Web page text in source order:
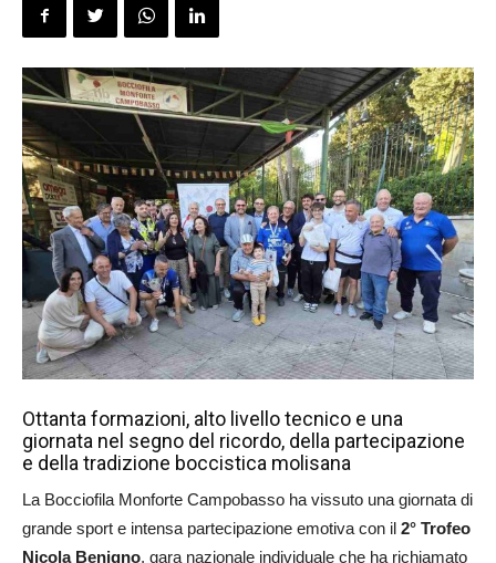
Ottanta formazioni, alto livello tecnico e una
giornata nel segno del ricordo, della partecipazione
e della tradizione boccistica molisana
La Bocciofila Monforte Campobasso ha vissuto una giornata di
grande sport e intensa partecipazione emotiva con il 2° Trofeo
Nicola Benigno, gara nazionale individuale che ha richiamato